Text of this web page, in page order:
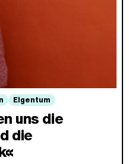
Eigentum
uns die
die